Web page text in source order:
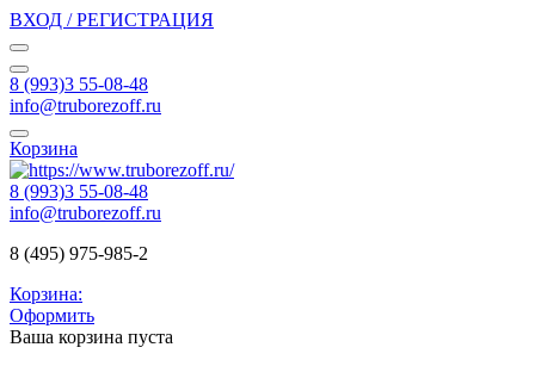
ВХОД / РЕГИСТРАЦИЯ
8 (993)3 55-08-48
info@truborezoff.ru
Корзина
8 (993)3 55-08-48
info@truborezoff.ru
8 (495) 975-985-2
Корзина:
Оформить
Ваша корзина пуста